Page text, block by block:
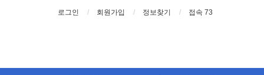
로그인 회원가입 정보찾기 접속 73